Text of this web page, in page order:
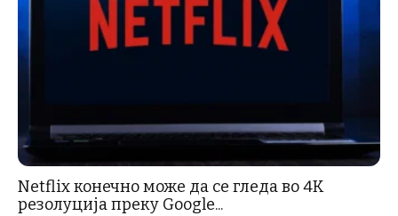
Netflix конечно може да се гледа во 4K
резолуција преку Google...